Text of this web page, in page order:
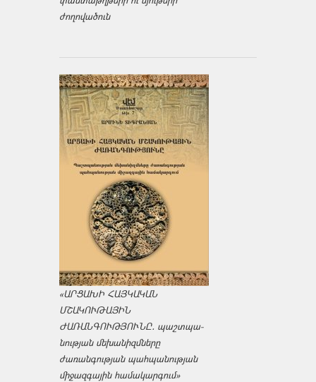
ժողովածուն
«ԱՐՑԱԽԻ ՀԱՅԿԱԿԱՆ
ՄՇԱԿՈՒԹԱՅԻՆ
ԺԱՌԱՆԳՈՒԹՅՈՒՆԸ․ պաշտպա­
նության մեխանիզմները
ժառանգության պահպանության
միջազ­գային համակարգում»